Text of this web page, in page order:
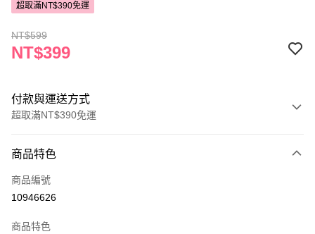
超取滿NT$390免運
NT$599
NT$399
付款與運送方式
超取滿NT$390免運
POYA支付
信用卡一次付款
商品特色
商品編號
10946626
商品特色